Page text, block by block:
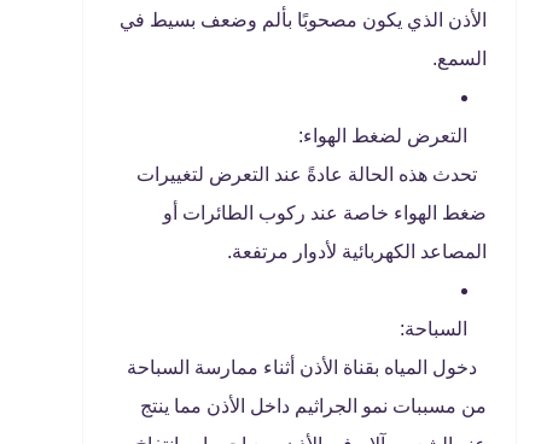
الأذن الذي يكون مصحوبًا بألم وضعف بسيط في
السمع.
التعرض لضغط الهواء:
تحدث هذه الحالة عادةً عند التعرض لتغييرات
ضغط الهواء خاصة عند ركوب الطائرات أو
المصاعد الكهربائية لأدوار مرتفعة.
السباحة:
دخول المياه بقناة الأذن أثناء ممارسة السباحة
من مسببات نمو الجراثيم داخل الأذن مما ينتج